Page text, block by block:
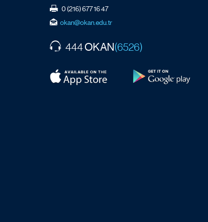
0 (216) 677 16 47
okan@okan.edu.tr
444OKAN(6526)